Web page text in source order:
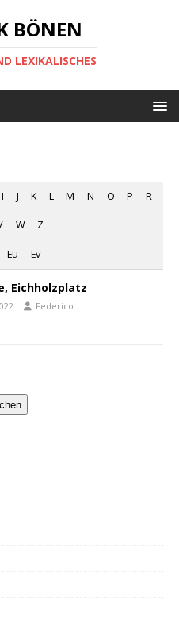
BÖNEN
LEXIKALISCHES
I J K L M N O P R
W Z
Eu Ev
Eichholzplatz
Federico